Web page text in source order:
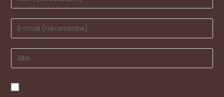
your
name
to
comment
Enter
your
email
address
comment
Enter
your
URL